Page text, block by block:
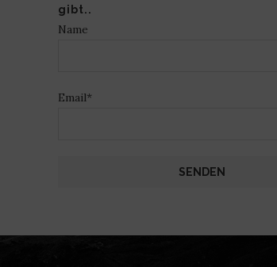
gibt..
Name
Email*